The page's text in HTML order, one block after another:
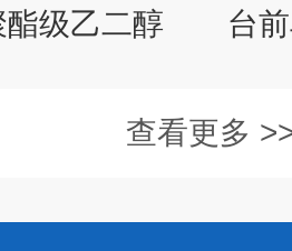
级乙二醇 台
查看更多